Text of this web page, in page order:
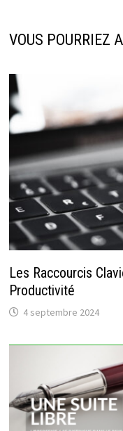
VOUS POURRIEZ
Les Raccourcis
Productivité
4 septembre 2024